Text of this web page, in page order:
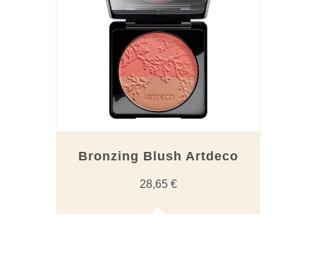
Bronzing Blush Artdeco
28,65 €